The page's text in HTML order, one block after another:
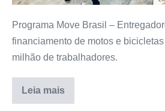
Programa Move Brasil –
financiamento de motos e
milhão de trabalhadores.
Leia mais